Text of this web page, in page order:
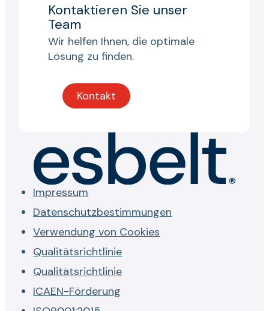
Kontaktieren Sie unser
Team
Wir helfen Ihnen, die optimale
Lösung zu finden.
Kontakt
Impressum
Datenschutzbestimmungen
Verwendung von Cookies
Qualitätsrichtlinie
Qualitätsrichtlinie
ICAEN-Förderung